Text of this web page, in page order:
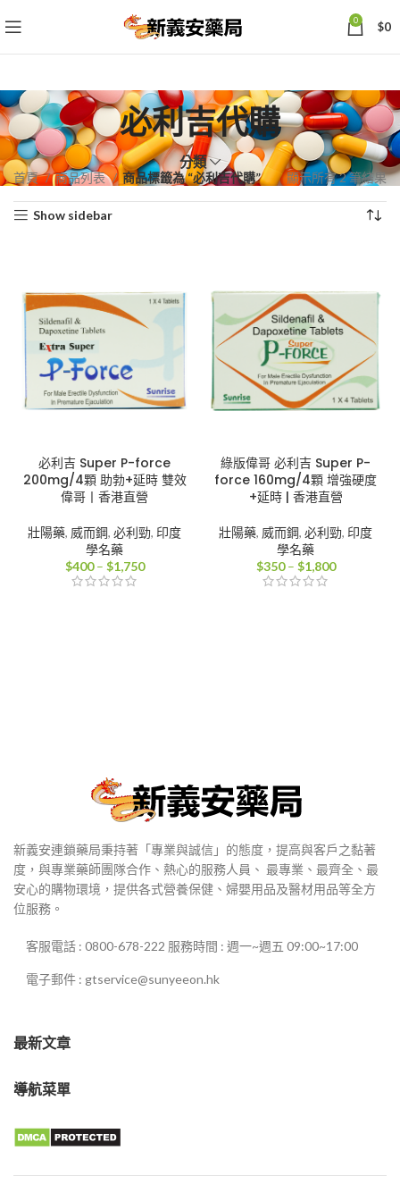
0 $0
必利吉代購
分類
首頁 商品列表 商品標籤為 “必利吉代購” 顯示所有 2 筆結果依
Show sidebar
必利吉 Super P-force
200mg/4顆 助勃+延時 雙效
偉哥丨香港直營
壯陽藥, 威而鋼, 必利勁, 印度
學名藥
$400 – $1,750價
綠版偉哥 必利吉 Super P-
force 160mg/4顆 增強硬度
+延時 | 香港直營
壯陽藥, 威而鋼, 必利勁, 印度
學名藥
$350 – $1,800價
新義安連鎖藥局秉持著「專業與誠信」的態度，提高與客戶之黏著
度，與專業藥師團隊合作、熱心的服務人員、 最專業、最齊全、最
安心的購物環境，提供各式營養保健、婦嬰用品及醫材用品等全方
位服務。
客服電話 : 0800-678-222 服務時間 : 週一~週五 09:00~17:00
電子郵件 : gtservice@sunyeeon.hk
最新文章
導航菜單